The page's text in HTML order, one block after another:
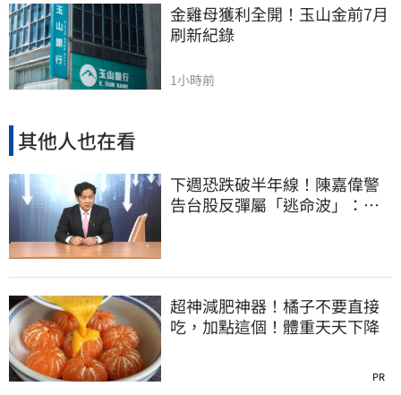
金雞母獲利全開！玉山金前7月
刷新紀錄
1小時前
其他人也在看
下週恐跌破半年線！陳嘉偉警
告台股反彈屬「逃命波」：空
超神減肥神器！橘子不要直接
吃，加點這個！體重天天下降
PR